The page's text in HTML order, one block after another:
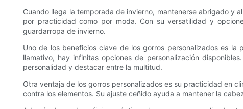
Cuando llega la temporada de invierno, mantenerse abrigado y
por practicidad como por moda. Con su versatilidad y
guardarropa de invierno.
Uno de los beneficios clave de los gorros personalizados es
llamativo, hay infinitas opciones de personalización
personalidad y destacar entre la multitud.
Otra ventaja de los gorros personalizados es su practicidad en
contra los elementos. Su ajuste ceñido ayuda a mantener la